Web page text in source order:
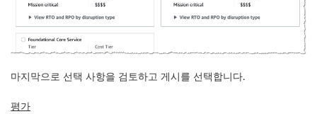
마지막으로 선택 사항을 검토하고 게시를 선택합니다.
평가